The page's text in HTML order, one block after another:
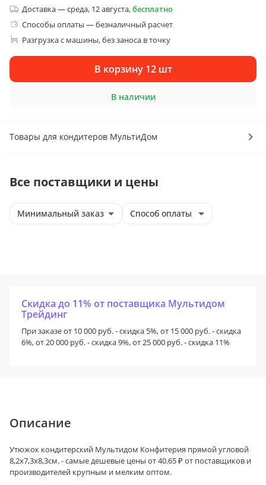
Доставка—среда, 12 августа,бесплатно
Способы оплаты — безналичный расчет
Разгрузка с машины, без заноса в точку
В корзину 12 шт
В наличии
Товары для кондитеров МультиДом
Все поставщики и цены
Минимальный заказ Способ оплаты
Скидка до 11% от поставщика Мультидом
Трейдинг
При заказе от 10 000 руб. - скидка 5%, от 15 000 руб. - скидка
6%, от 20 000 руб. - скидка 9%, от 25 000 руб. - скидка 11%
Описание
Утюжок кондитерский Мультидом Конфитерия прямой угловой
8,2х7,3х8,3см. - самые дешевые цены от 40.65 ₽ от поставщиков и
производителей крупным и мелким оптом.